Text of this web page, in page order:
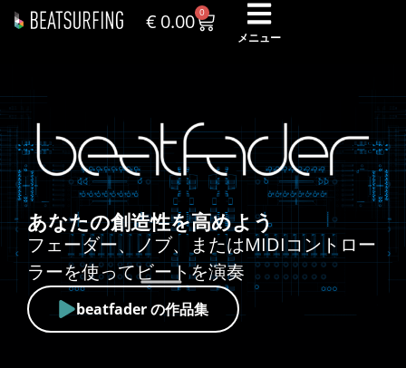
€ 0.00 0
メニュー
あなたの創造性を高めよう
フェーダー、ノブ、またはMIDIコントロー
ラーを使ってビートを演奏
beatfader の作品集